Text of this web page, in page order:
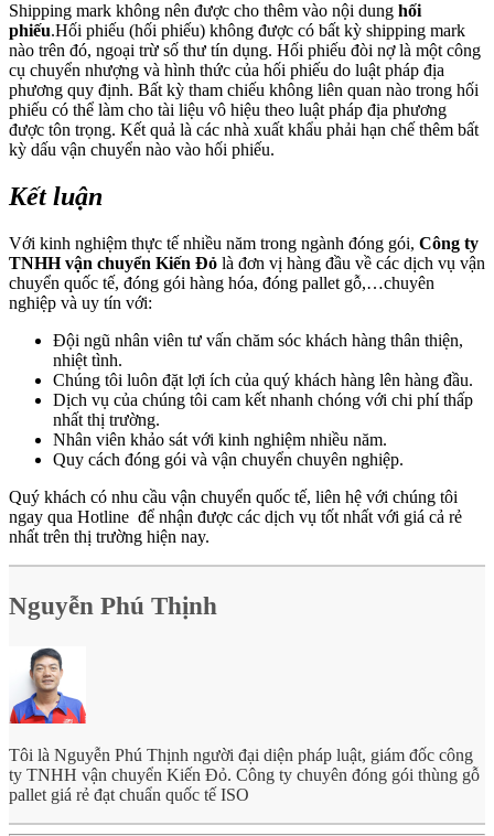
Shipping mark không nên được cho thêm vào nội dung hối
phiếu.Hối phiếu (hối phiếu) không được có bất kỳ shipping mark
nào trên đó, ngoại trừ số thư tín dụng. Hối phiếu đòi nợ là một công
cụ chuyển nhượng và hình thức của hối phiếu do luật pháp địa
phương quy định. Bất kỳ tham chiếu không liên quan nào trong hối
phiếu có thể làm cho tài liệu vô hiệu theo luật pháp địa phương
được tôn trọng. Kết quả là các nhà xuất khẩu phải hạn chế thêm bất
kỳ dấu vận chuyển nào vào hối phiếu.
Kết luận
Với kinh nghiệm thực tế nhiều năm trong ngành đóng gói, Công ty
TNHH vận chuyển Kiến Đỏ là đơn vị hàng đầu về các dịch vụ vận
chuyển quốc tế, đóng gói hàng hóa, đóng pallet gỗ,…chuyên
nghiệp và uy tín với:
Đội ngũ nhân viên tư vấn chăm sóc khách hàng thân thiện,
nhiệt tình.
Chúng tôi luôn đặt lợi ích của quý khách hàng lên hàng đầu.
Dịch vụ của chúng tôi cam kết nhanh chóng với chi phí thấp
nhất thị trường.
Nhân viên khảo sát với kinh nghiệm nhiều năm.
Quy cách đóng gói và vận chuyển chuyên nghiệp.
Quý khách có nhu cầu vận chuyển quốc tế, liên hệ với chúng tôi
ngay qua Hotline để nhận được các dịch vụ tốt nhất với giá cả rẻ
nhất trên thị trường hiện nay.
Nguyễn Phú Thịnh
Tôi là Nguyễn Phú Thịnh người đại diện pháp luật, giám đốc công
ty TNHH vận chuyển Kiến Đỏ. Công ty chuyên đóng gói thùng gỗ
pallet giá rẻ đạt chuẩn quốc tế ISO